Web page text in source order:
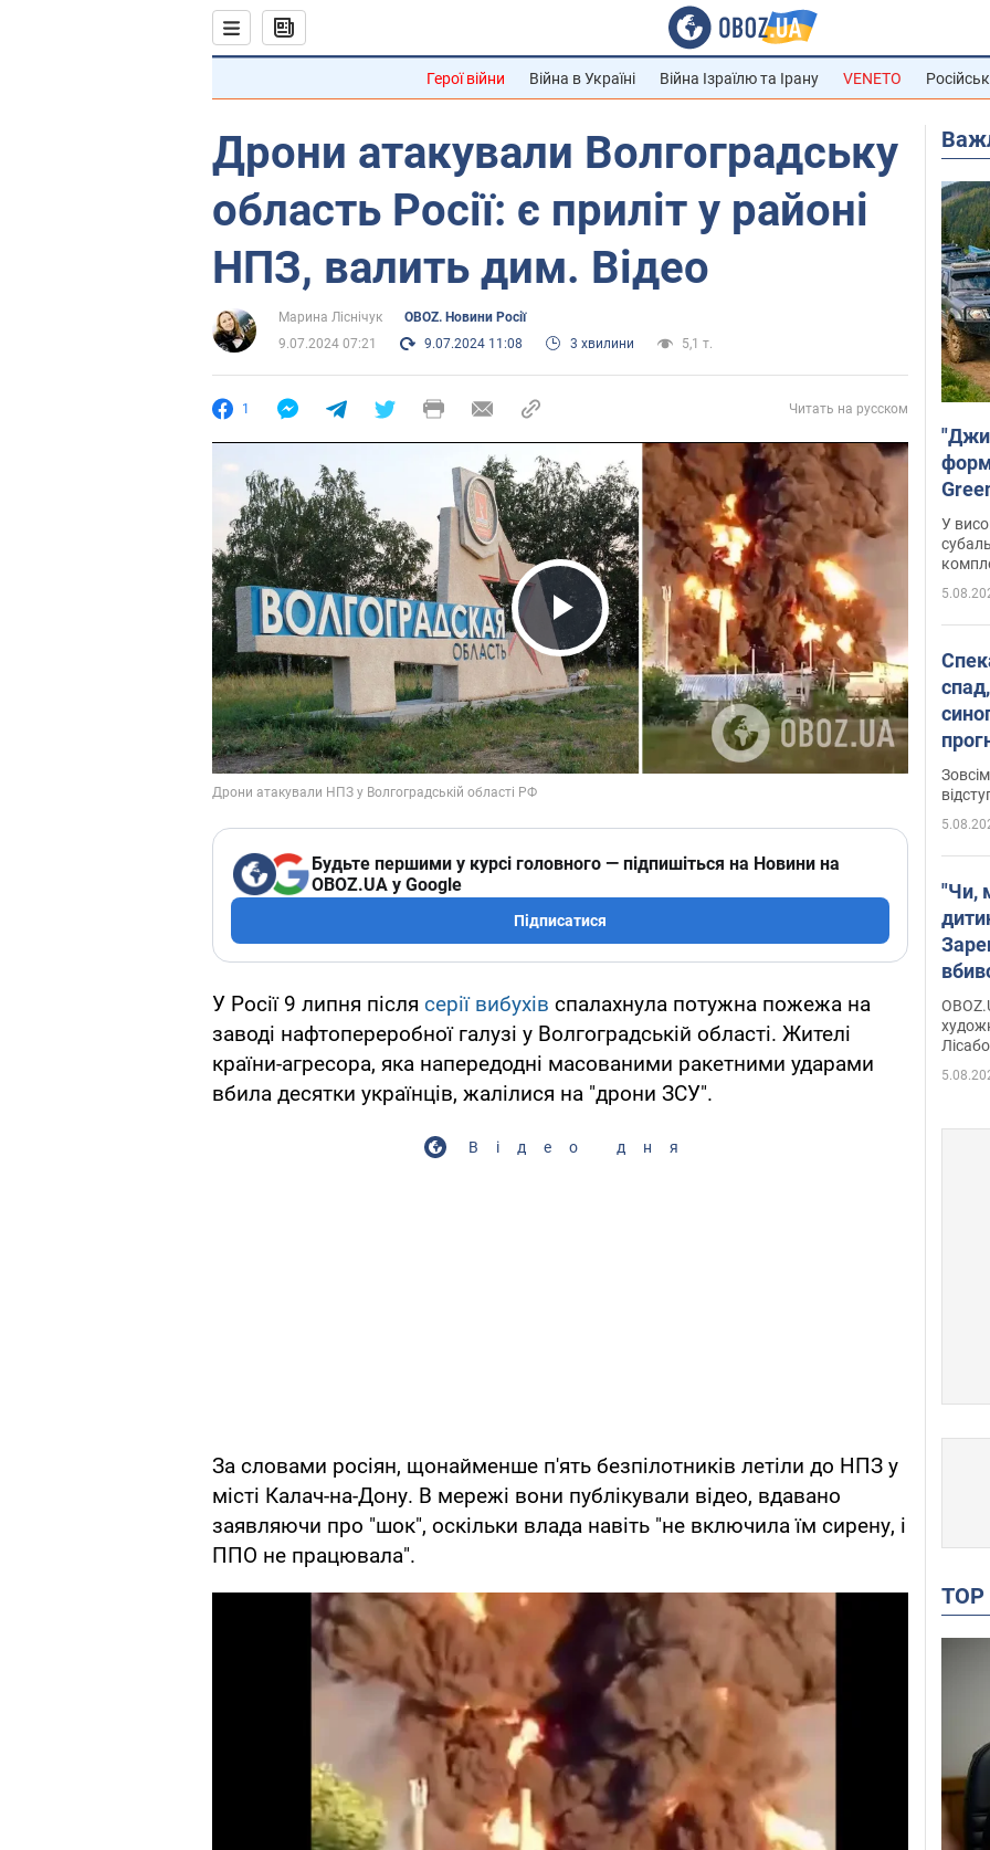
Герої війни Війна в Україні Війна Ізраїлю та Ірану VENETO
Дрони атакували Волгоградську
область Росії: є приліт у районі
НПЗ, валить дим. Відео
Марина Ліснічук
OBOZ. Новини Росії
9.07.2024 07:21
9.07.2024 11:08 3 хвилини 5,1 т.
1 Читать на русском
Play Video
Будьте першими у курсі головного — підпишіться на Новини на
OBOZ.UA у Google
Підписатися
У Росії 9 липня після серії вибухів спалахнула потужна пожежа на
заводі нафтопереробної галузі у Волгоградській області. Жителі
країни-агресора, яка напередодні масованими ракетними ударами
вбила десятки українців, жалілися на "дрони ЗСУ".
Відео дня
За словами росіян, щонайменше п'ять безпілотників летіли до НПЗ у
місті Калач-на-Дону. В мережі вони публікували відео, вдавано
заявляючи про "шок", оскільки влада навіть "не включила їм сирену, і
ППО не працювала".
У
"Чи,
в